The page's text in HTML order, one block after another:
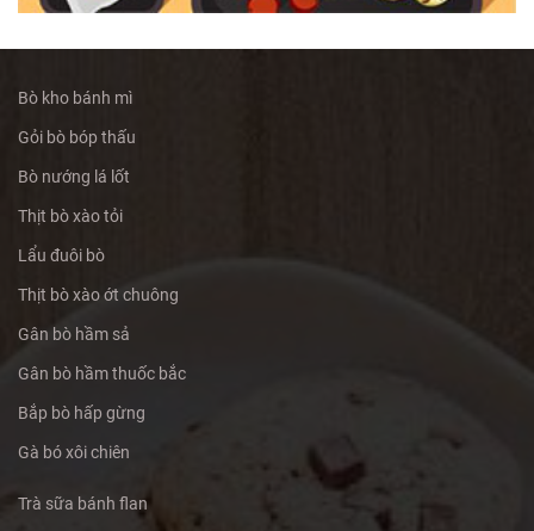
Bò kho bánh mì
Gỏi bò bóp thấu
Bò nướng lá lốt
Thịt bò xào tỏi
Lẩu đuôi bò
Thịt bò xào ớt chuông
Gân bò hầm sả
Gân bò hầm thuốc bắc
Bắp bò hấp gừng
Gà bó xôi chiên
Trà sữa bánh flan